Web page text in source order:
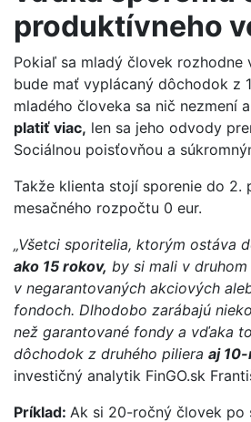
produktívneho
Pokiaľ sa mladý človek rozhodne
bude mať vyplácaný dôchodok z
mladého človeka sa nič nezmení a
platiť viac, len sa jeho odvody
Sociálnou poisťovňou a
Takže klienta stojí sporenie do 2.
mesačného rozpočtu 0 eur.
„Všetci sporitelia, ktorým ostáva
ako 15 rokov, by si mali v
v negarantovaných akciových
fondoch. Dlhodobo zarábajú
než garantované fondy a vďaka
dôchodok z druhého piliera aj
investičný analytik FinGO.sk
Príklad: Ak si 20-ročný človek po